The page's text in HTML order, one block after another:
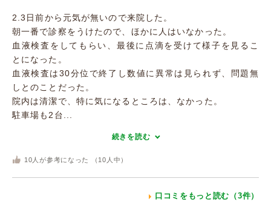
2.3日前から元気が無いので来院した。
朝一番で診察をうけたので、ほかに人はいなかった。
血液検査をしてもらい、最後に点滴を受けて様子を見るこ
とになった。
血液検査は30分位で終了し数値に異常は見られず、問題無
しとのことだった。
院内は清潔で、特に気になるところは、なかった。
駐車場も2台...
続きを読む
10 人が参考になった （ 10 人中）
口コミをもっと読む（3件）